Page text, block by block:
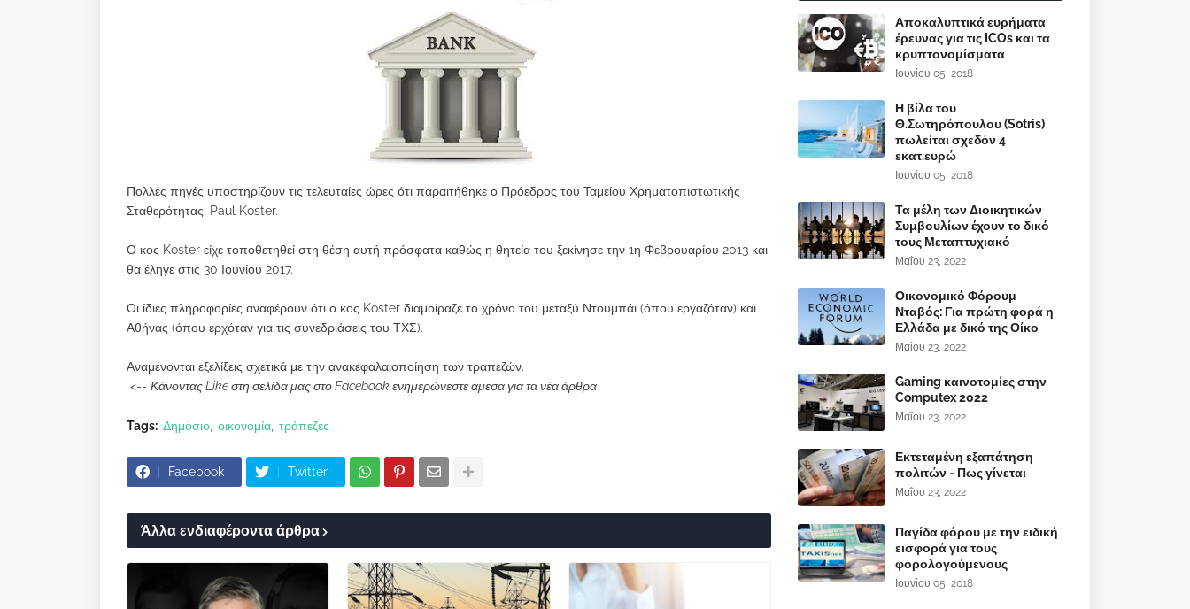
Πολλές πηγές υποστηρίζουν τις τελευταίες ώρες ότι παραιτήθηκε ο Πρόεδρος του Ταμείου Χρηματοπιστωτικής
Σταθερότητας, Paul Koster.
Ο κος Koster είχε τοποθετηθεί στη θέση αυτή πρόσφατα καθώς η θητεία του ξεκίνησε την 1η Φεβρουαρίου 2013 και
θα έληγε στις 30 Ιουνίου 2017.
Οι ίδιες πληροφορίες αναφέρουν ότι ο κος Koster διαμοίραζε το χρόνο του μεταξύ Ντουμπάι (όπου εργαζόταν) και
Αθήνας (όπου ερχόταν για τις συνεδριάσεις του ΤΧΣ).
Αναμένονται εξελίξεις σχετικά με την ανακεφαλαιοποίηση των τραπεζών.
<-- Κάνοντας Like στη σελίδα μας στο Facebook ενημερώνεστε άμεσα για τα νέα άρθρα
Tags: Δημόσιο οικονομία τράπεζες
Facebook Twitter
Άλλα ενδιαφέροντα άρθρα
Αποκαλυπτικά ευρήματα
έρευνας για τις ICOs και τα
κρυπτονομίσματα
Ιουνίου 05, 2018
Η βίλα του
Θ.Σωτηρόπουλου (Sotris)
πωλείται σχεδόν 4
εκατ.ευρώ
Ιουνίου 05, 2018
Τα μέλη των Διοικητικών
Συμβουλίων έχουν το δικό
τους Μεταπτυχιακό
Μαΐου 23, 2022
Οικονομικό Φόρουμ
Νταβός: Για πρώτη φορά η
Ελλάδα με δικό της Οίκο
Μαΐου 23, 2022
Gaming καινοτομίες στην
Computex 2022
Μαΐου 23, 2022
Εκτεταμένη εξαπάτηση
πολιτών - Πως γίνεται
Μαΐου 23, 2022
Παγίδα φόρου με την ειδική
εισφορά για τους
φορολογούμενους
Ιουνίου 05, 2018